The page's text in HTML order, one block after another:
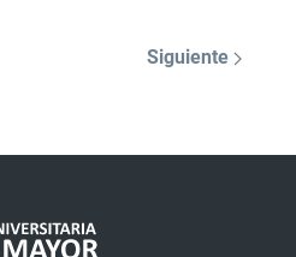
Siguiente